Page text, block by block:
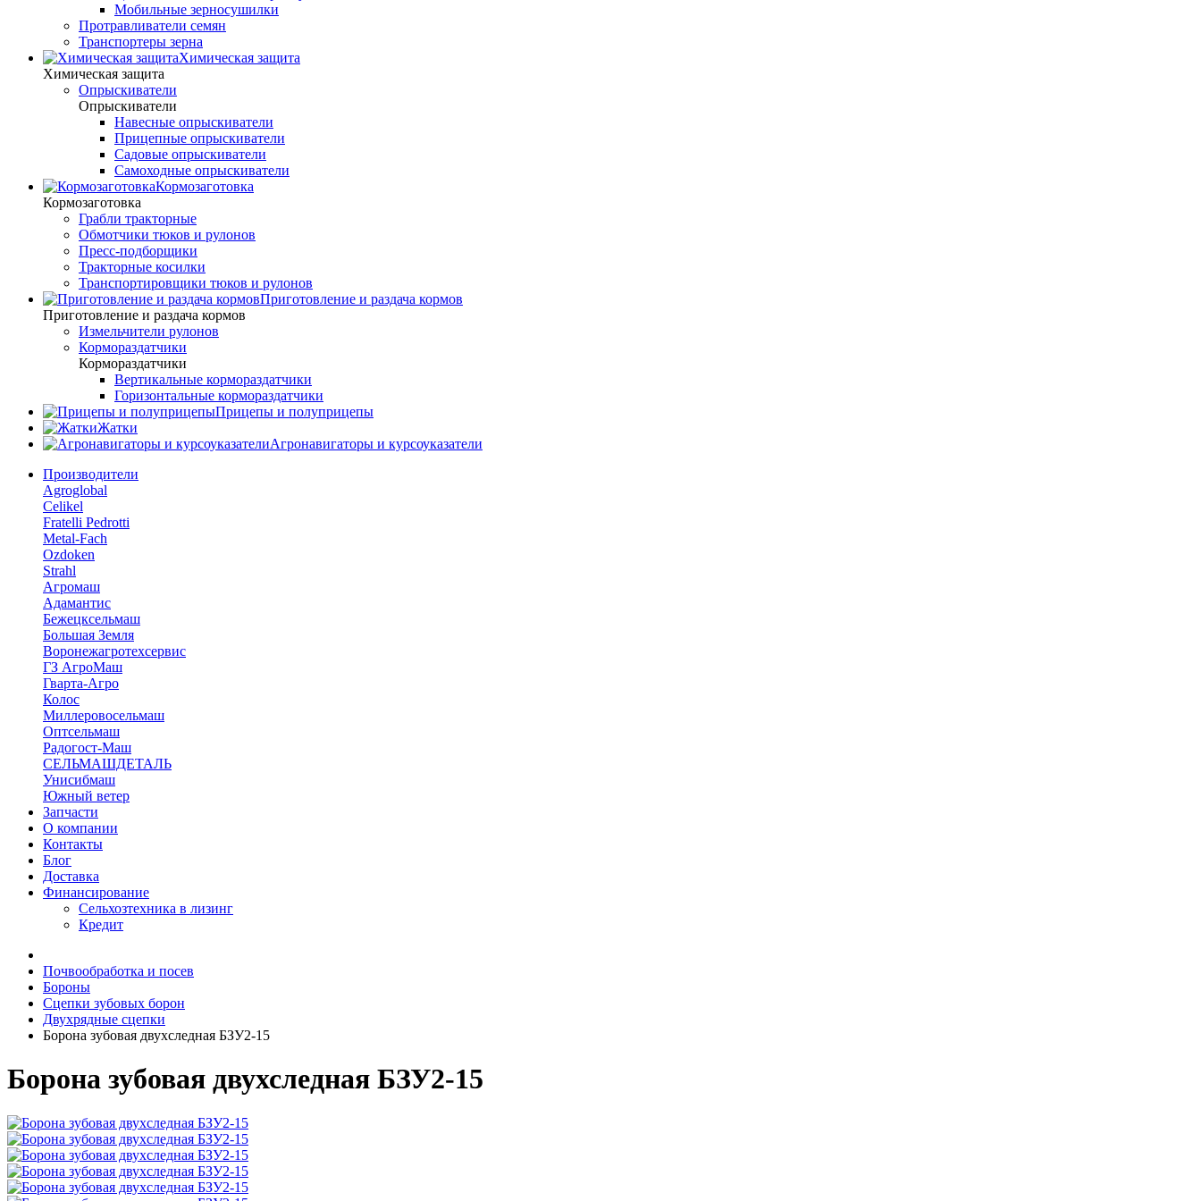
Мобильные зерносушилки
Протравливатели семян
Транспортеры зерна
Химическая защита
Химическая защита
Опрыскиватели
Опрыскиватели
Навесные опрыскиватели
Прицепные опрыскиватели
Садовые опрыскиватели
Самоходные опрыскиватели
Кормозаготовка
Кормозаготовка
Грабли тракторные
Обмотчики тюков и рулонов
Пресс-подборщики
Тракторные косилки
Транспортировщики тюков и рулонов
Приготовление и раздача кормов
Приготовление и раздача кормов
Измельчители рулонов
Кормораздатчики
Кормораздатчики
Вертикальные кормораздатчики
Горизонтальные кормораздатчики
Прицепы и полуприцепы
Жатки
Агронавигаторы и курсоуказатели
Производители
Agroglobal
Celikel
Fratelli Pedrotti
Metal-Fach
Ozdoken
Strahl
Агромаш
Адамантис
Бежецксельмаш
Большая Земля
Воронежагротехсервис
ГЗ АгроМаш
Гварта-Агро
Колос
Миллеровосельмаш
Оптсельмаш
Радогост-Маш
СЕЛЬМАШДЕТАЛЬ
Унисибмаш
Южный ветер
Запчасти
О компании
Контакты
Блог
Доставка
Финансирование
Сельхозтехника в лизинг
Кредит
Почвообработка и посев
Бороны
Сцепки зубовых борон
Двухрядные сцепки
Борона зубовая двухследная БЗУ2-15
Борона зубовая двухследная БЗУ2-15